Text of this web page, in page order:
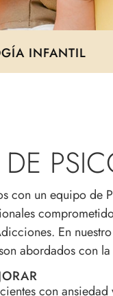
INFANTIL
con un equipo de
En
abordados con
con